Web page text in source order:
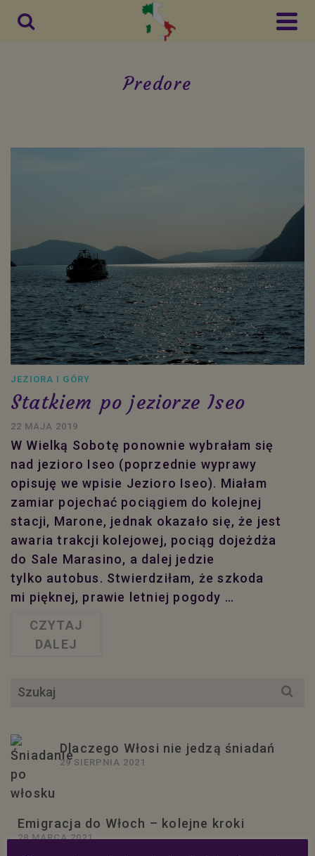
Predore
JEZIORA I GÓRY
Statkiem po jeziorze Iseo
22 MAJA 2019
W Wielką Sobotę ponownie wybrałam się
nad jezioro Iseo (poprzednie wyprawy
opisuję we wpisie Jezioro Iseo). Miałam
zamiar pojechać pociągiem do kolejnej
stacji, Marone, jednak okazało się, że jest
awaria trakcji kolejowej, pociąg dojeżdża
do Sale Marasino, a dalej jedzie
tylko autobus. Stwierdziłam, że szkoda
mi pięknej, prawie letniej pogody …
CZYTAJ
DALEJ
Szukaj
Dlaczego Włosi nie jedzą śniadań
29 SIERPNIA 2021
Emigracja do Włoch – kolejne kroki
28 MARCA 2021